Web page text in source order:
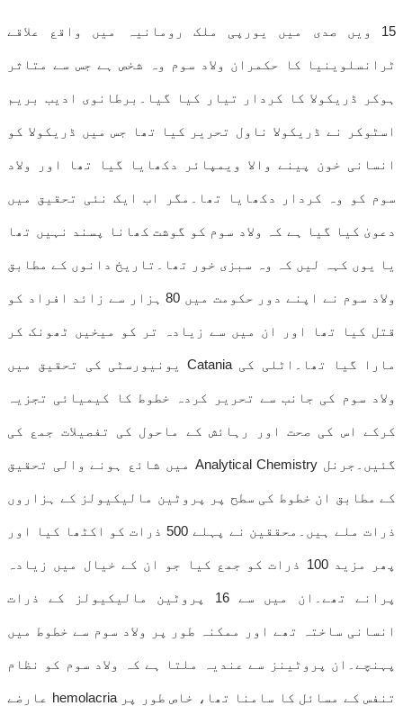
15 ویں صدی میں یورپی ملک رومانیہ میں واقع علاقے
ٹرانسلوینیا کا حکمران ولاد سوم وہ شخص ہے جس سے متاثر
ہوکر ڈریکولا کا کردار تیار کیا گیا۔برطانوی ادیب بریم
اسٹوکر نے ڈریکولا ناول تحریر کیا تھا جس میں ڈریکولا کو
انسانی خون پینے والا ویمپائر دکھایا گیا تھا اور ولاد
سوم کو وہ کردار دکھایا تھا۔مگر اب ایک نئی تحقیق میں
دعویٰ کیا گیا ہے کہ ولاد سوم کو گوشت کھانا پسند نہیں تھا
یا یوں کہہ لیں کہ وہ سبزی خور تھا۔تاریخ دانوں کے مطابق
ولاد سوم نے اپنے دور حکومت میں 80 ہزار سے زائد افراد کو
قتل کیا تھا اور ان میں سے زیادہ تر کو میخیں ٹھونک کر
مارا گیا تھا۔اٹلی کی Catania یونیورسٹی کی تحقیق میں
ولاد سوم کی جانب سے تحریر کردہ خطوط کا کیمیائی تجزیہ
کرکے اس کی صحت اور رہائش کے ماحول کی تفصیلات جمع کی
گئیں۔جرنل Analytical Chemistry میں شائع ہونے والی تحقیق
کے مطابق ان خطوط کی سطح پر پروٹین مالیکیولز کے ہزاروں
ذرات ملے ہیں۔محققین نے پہلے 500 ذرات کو اکٹھا کیا اور
پھر مزید 100 ذرات کو جمع کیا جو ان کے خیال میں زیادہ
پرانے تھے۔ان میں سے 16 پروٹین مالیکیولز کے ذرات
انسانی ساختہ تھے اور ممکنہ طور پر ولاد سوم سے خطوط میں
پہنچے۔ان پروٹینز سے عندیہ ملتا ہے کہ ولاد سوم کو نظام
تنفس کے مسائل کا سامنا تھا، خاص طور پر hemolacria عارضے